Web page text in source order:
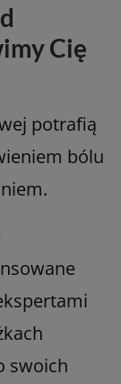
Cię
potrafią
bólu
swoich